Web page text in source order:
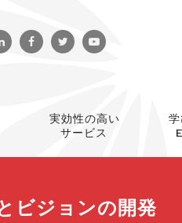
実効性の高い
サービス
ビジョンの開発